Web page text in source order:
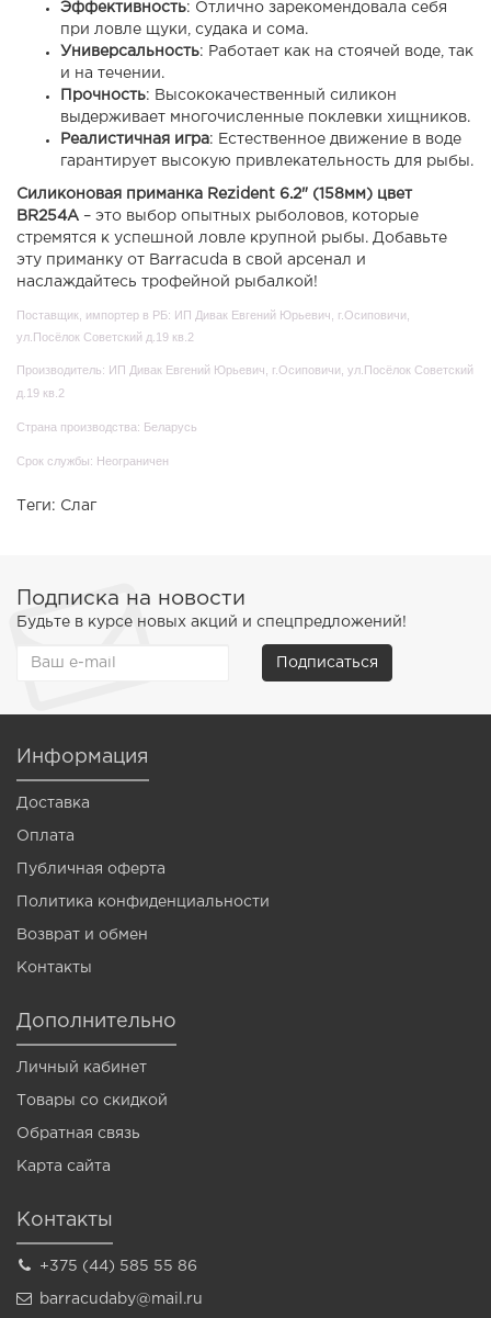
Эффективность: Отлично зарекомендовала себя
при ловле щуки, судака и сома.
Универсальность: Работает как на стоячей воде, так
и на течении.
Прочность: Высококачественный силикон
выдерживает многочисленные поклевки хищников.
Реалистичная игра: Естественное движение в воде
гарантирует высокую привлекательность для рыбы.
Силиконовая приманка Rezident 6.2" (158мм) цвет
BR254А – это выбор опытных рыболовов, которые
стремятся к успешной ловле крупной рыбы. Добавьте
эту приманку от Barracuda в свой арсенал и
наслаждайтесь трофейной рыбалкой!
Поставщик, импортер в РБ: ИП Дивак Евгений Юрьевич, г.Осиповичи,
ул.Посёлок Советский д.19 кв.2
Производитель: ИП Дивак Евгений Юрьевич, г.Осиповичи, ул.Посёлок Советский
д.19 кв.2
Страна производства: Беларусь
Срок службы: Неограничен
Теги: Слаг
Подписка на новости
Будьте в курсе новых акций и спецпредложений!
Подписаться
Информация
Доставка
Оплата
Публичная оферта
Политика конфиденциальности
Возврат и обмен
Контакты
Дополнительно
Личный кабинет
Товары со скидкой
Обратная связь
Карта сайта
Контакты
+375 (44) 585 55 86
barracudaby@mail.ru